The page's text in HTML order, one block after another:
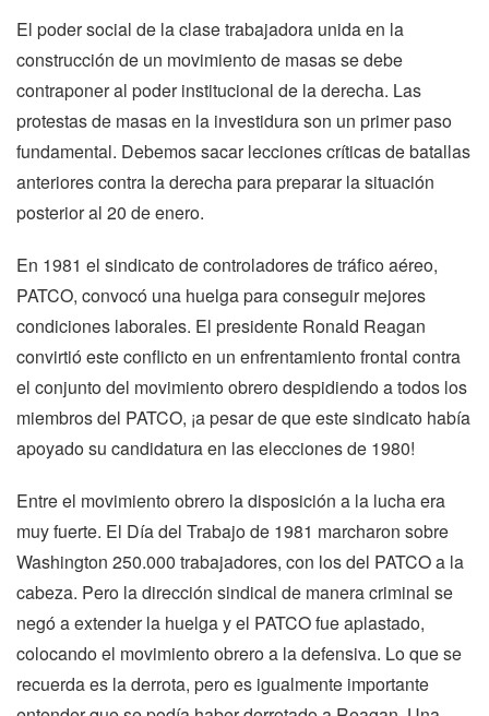
El poder social de la clase trabajadora unida en la
construcción de un movimiento de masas se debe
contraponer al poder institucional de la derecha. Las
protestas de masas en la investidura son un primer paso
fundamental. Debemos sacar lecciones críticas de batallas
anteriores contra la derecha para preparar la situación
posterior al 20 de enero.
En 1981 el sindicato de controladores de tráfico aéreo,
PATCO, convocó una huelga para conseguir mejores
condiciones laborales. El presidente Ronald Reagan
convirtió este conflicto en un enfrentamiento frontal contra
el conjunto del movimiento obrero despidiendo a todos los
miembros del PATCO, ¡a pesar de que este sindicato había
apoyado su candidatura en las elecciones de 1980!
Entre el movimiento obrero la disposición a la lucha era
muy fuerte. El Día del Trabajo de 1981 marcharon sobre
Washington 250.000 trabajadores, con los del PATCO a la
cabeza. Pero la dirección sindical de manera criminal se
negó a extender la huelga y el PATCO fue aplastado,
colocando el movimiento obrero a la defensiva. Lo que se
recuerda es la derrota, pero es igualmente importante